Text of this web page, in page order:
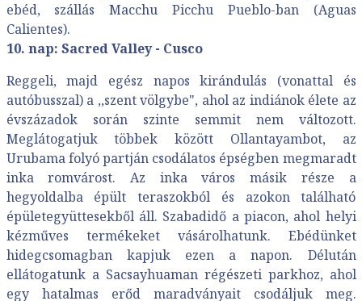
ebéd, szállás Macchu Picchu Pueblo-ban (Aguas
Calientes).
10. nap: Sacred Valley - Cusco
Reggeli, majd egész napos kirándulás (vonattal és
autóbusszal) a ,,szent völgybe", ahol az indiánok élete az
évszázadok során szinte semmit nem változott.
Meglátogatjuk többek között Ollantayambot, az
Urubama folyó partján csodálatos épségben megmaradt
inka romvárost. Az inka város másik része a
hegyoldalba épült teraszokból és azokon található
épületegyüttesekből áll. Szabadidő a piacon, ahol helyi
kézműves termékeket vásárolhatunk. Ebédünket
hidegcsomagban kapjuk ezen a napon. Délután
ellátogatunk a Sacsayhuaman régészeti parkhoz, ahol
egy hatalmas erőd maradványait csodáljuk meg.